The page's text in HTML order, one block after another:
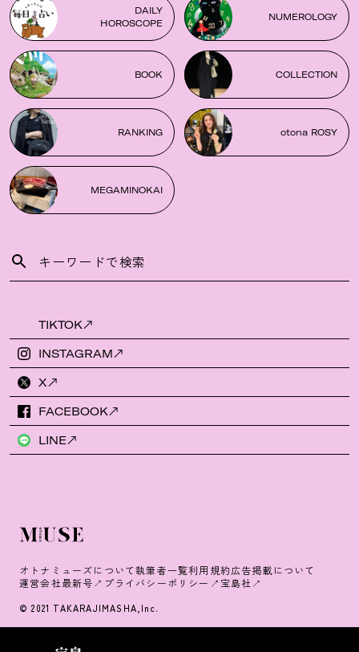
DAILY
HOROSCOPE
NUMEROLOGY
BOOK COLLECTION
RANKING otona ROSY
MEGAMINOKAI
TIKTOK
INSTAGRAM
X
FACEBOOK
LINE
オトナミューズについて執筆者一覧利用規約広告掲載について
運営会社最新号 プライバシーポリシー 宝島社
© 2021 TAKARAJIMASHA,Inc.